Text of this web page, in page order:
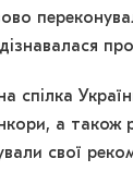
спілка
а
свої